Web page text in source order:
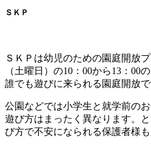
ＳＫＰ
ＳＫＰは幼児のための園庭開放
（土曜日）の10：00から13：00
誰でも遊びに来られる園庭開放で
公園などでは小学生と就学前の
遊び方はまったく異なります。
び方で不安になられる保護者様